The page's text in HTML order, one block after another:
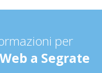
per
a Segrate